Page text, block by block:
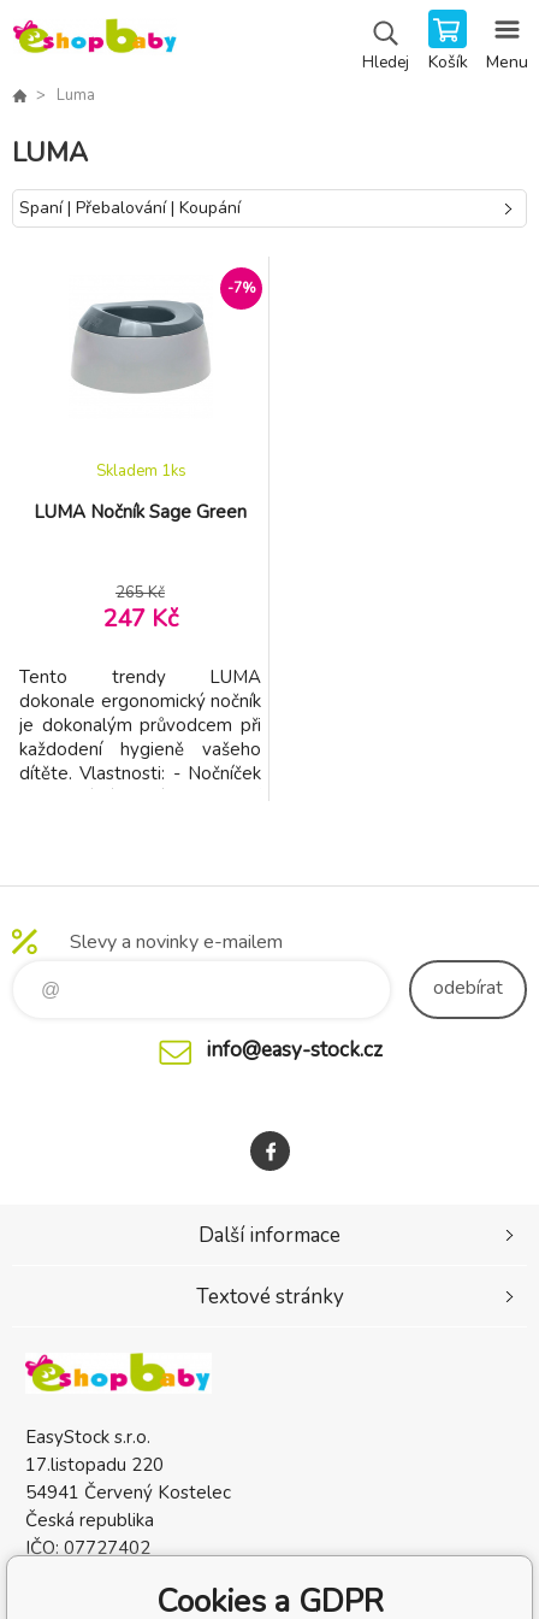
Hledej Košík Menu
Luma
LUMA
Spaní | Přebalování | Koupání
-7%
LUMA Nočník Sage Green
Skladem 1ks
265 Kč
247 Kč
Tento trendy LUMA
dokonale ergonomický nočník
je dokonalým průvodcem při
každodení hygieně vašeho
dítěte. Vlastnosti: - Nočníček
opravdu velmi snadné. -
- Vyrobeno v Holandsku.
Slevy a novinky e-mailem
odebírat
info@easy-stock.cz
EasyStock s.r.o.
17.listopadu 220
54941 Červený Kostelec
Česká republika
IČO: 07727402
Další informace
Textové stránky
Cookies a GDPR